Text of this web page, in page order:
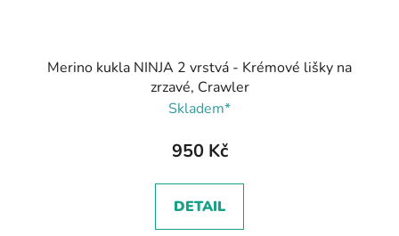
Merino kukla NINJA 2 vrstvá - Krémové lišky na
zrzavé, Crawler
Skladem*
950 Kč
DETAIL